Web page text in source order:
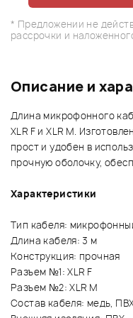
* Предложении не
рассрочки и
Описание и
Длина микрофонного
XLR F и XLR M.
прост и удобен в
прочную оболочку,
Характеристики
Тип кабеля:
Длина кабеля: 3 м
Конструкция: прочная
Разъем №1: XLR F
Разъем №2: XLR M
Состав кабеля: медь,